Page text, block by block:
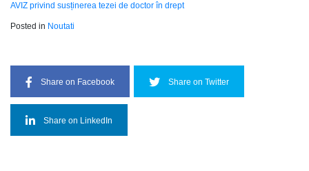
AVIZ privind susținerea tezei de doctor în drept
Posted in Noutati
Share on Facebook Share on Twitter
Share on LinkedIn